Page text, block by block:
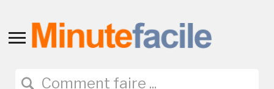
Toggle
navigation